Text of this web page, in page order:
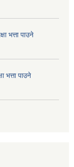
भत्ता पाउने
भत्ता पाउने